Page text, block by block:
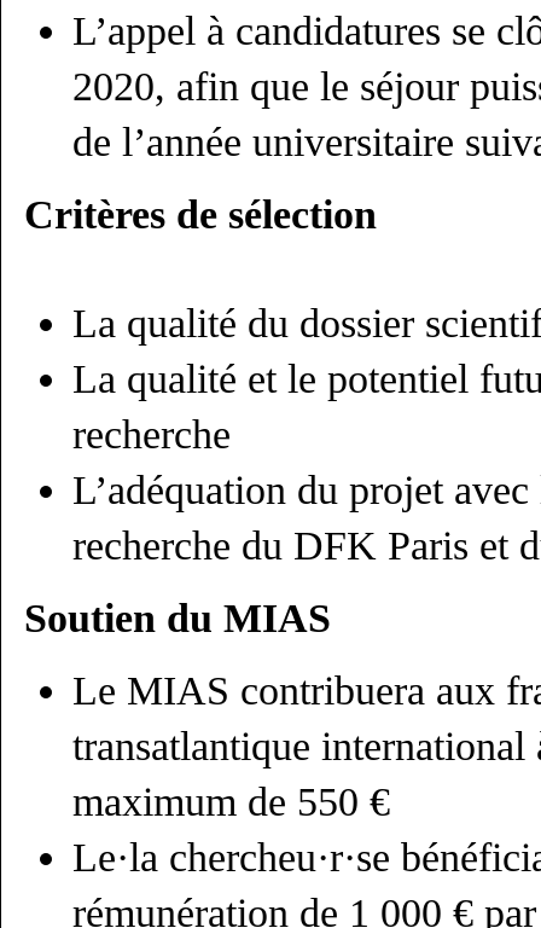
L’appel à candidatures se
2020, afin que le séjour
de l’année universitaire
Critères de sélection
La qualité du dossier
La qualité et le potentiel
recherche
L’adéquation du projet
recherche du DFK Paris et
Soutien du MIAS
Le MIAS contribuera aux
transatlantique international
maximum de 550 €
Le·la chercheu·r·se
rémunération de 1 000 €